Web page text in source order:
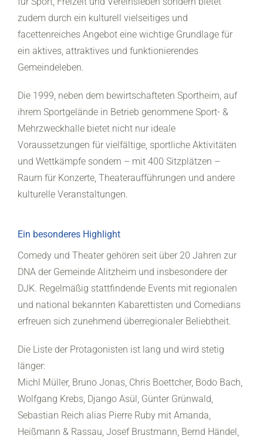
zudem durch ein kulturell vielseitiges und
facettenreiches Angebot eine wichtige Grundlage für
ein aktives, attraktives und funktionierendes
Gemeindeleben.
Die 1999, neben dem bewirtschafteten Sportheim, auf
ihrem Sportgelände in Betrieb genommene Sport- &
Mehrzweckhalle bietet nicht nur ideale
Voraussetzungen für vielfältige, sportliche Aktivitäten
und Wettkämpfe sondern – mit 400 Sitzplätzen –
Raum für Konzerte, Theateraufführungen und andere
kulturelle Veranstaltungen.
Ein besonderes Highlight
Comedy und Theater gehören seit über 20 Jahren zur
DNA der Gemeinde Alitzheim und insbesondere der
DJK. Regelmäßig stattfindende Events mit regionalen
und national bekannten Kabarettisten und Comedians
erfreuen sich zunehmend überregionaler Beliebtheit.
Die Liste der Protagonisten ist lang und wird stetig
länger:
Michl Müller, Bruno Jonas, Chris Boettcher, Bodo Bach,
Wolfgang Krebs, Django Asül, Günter Grünwald,
Sebastian Reich alias Pierre Ruby mit Amanda,
Heißmann & Rassau, Josef Brustmann, Bernd Händel,